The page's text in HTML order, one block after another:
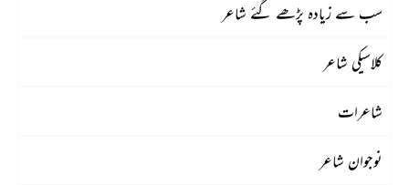
سب سے زیادہ پڑھے گئے شاعر
کلاسیکی شاعر
شاعرات
نوجوان شاعر